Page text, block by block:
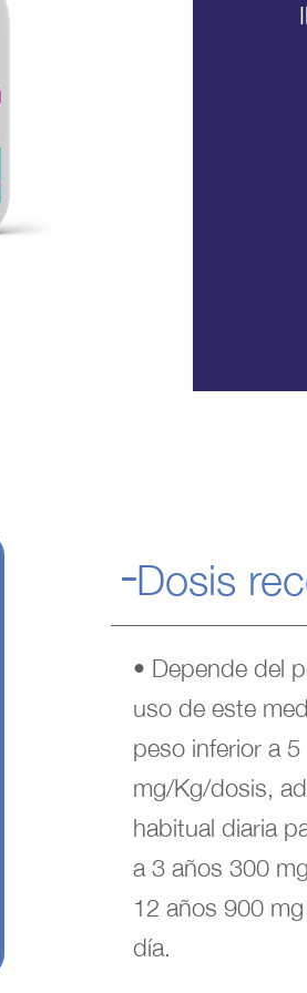
Dosis
• Depende del
uso de este
peso inferior a
mg/Kg/dosis,
habitual diaria
a 3 años 300
12 años 900
día.